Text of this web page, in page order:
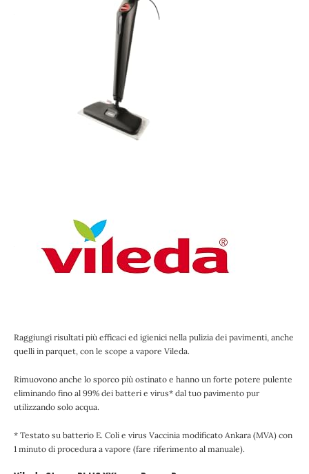
Raggiungi risultati più efficaci ed igienici nella pulizia dei pavimenti, anche
quelli in parquet, con le scope a vapore Vileda.
Rimuovono anche lo sporco più ostinato e hanno un forte potere pulente
eliminando fino al 99% dei batteri e virus* dal tuo pavimento pur
utilizzando solo acqua.
* Testato su batterio E. Coli e virus Vaccinia modificato Ankara (MVA) con
1 minuto di procedura a vapore (fare riferimento al manuale).